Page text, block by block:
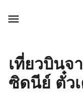

เที่ยวบินจ
ซิดนีย์ ตั๋ว